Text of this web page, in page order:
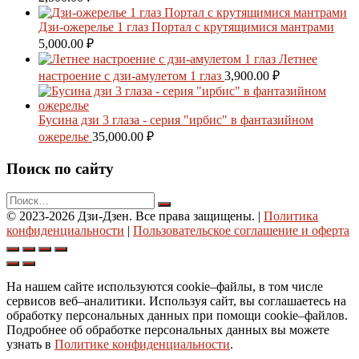
Дзи-ожерелье 1 глаз Портал с крутящимися мантрами
5,000.00 ₽
Летнее
настроение с дзи-амулетом 1 глаз 3,900.00 ₽
Бусина дзи 3 глаза - серия "ирбис" в фантазийном
ожерелье 35,000.00 ₽
Поиск по сайту
© 2023-2026 Дзи-Дзен. Все права защищены.
Политика
конфиденциальности
Пользовательское соглашение и оферта
На нашем сайте используются cookie–файлы, в том числе
сервисов веб–аналитики. Используя сайт, вы соглашаетесь на
обработку персональных данных при помощи cookie–файлов.
Подробнее об обработке персональных данных вы можете
узнать в Политике конфиденциальности.